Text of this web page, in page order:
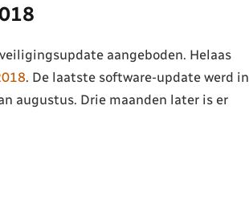
aangeboden. Helaas
. De laatste software-update werd in
augustus. Drie maanden later is er